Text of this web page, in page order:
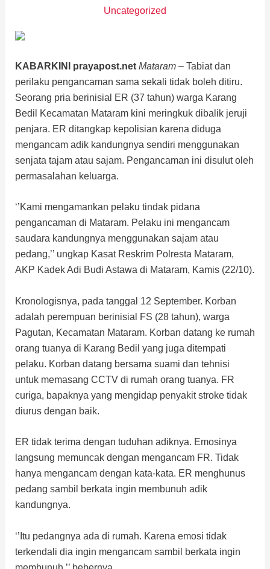
Uncategorized
KABARKINI prayapost.net Mataram– Tabiat dan
perilaku pengancaman sama sekali tidak boleh ditiru.
Seorang pria berinisial ER (37 tahun) warga Karang
Bedil Kecamatan Mataram kini meringkuk dibalik jeruji
penjara. ER ditangkap kepolisian karena diduga
mengancam adik kandungnya sendiri menggunakan
senjata tajam atau sajam. Pengancaman ini disulut oleh
permasalahan keluarga.
‘’Kami mengamankan pelaku tindak pidana
pengancaman di Mataram. Pelaku ini mengancam
saudara kandungnya menggunakan sajam atau
pedang,’’ ungkap Kasat Reskrim Polresta Mataram,
AKP Kadek Adi Budi Astawa di Mataram, Kamis (22/10).
Kronologisnya, pada tanggal 12 September. Korban
adalah perempuan berinisial FS (28 tahun), warga
Pagutan, Kecamatan Mataram. Korban datang ke rumah
orang tuanya di Karang Bedil yang juga ditempati
pelaku. Korban datang bersama suami dan tehnisi
untuk memasang CCTV di rumah orang tuanya. FR
curiga, bapaknya yang mengidap penyakit stroke tidak
diurus dengan baik.
ER tidak terima dengan tuduhan adiknya. Emosinya
langsung memuncak dengan mengancam FR. Tidak
hanya mengancam dengan kata-kata. ER menghunus
pedang sambil berkata ingin membunuh adik
kandungnya.
‘’Itu pedangnya ada di rumah. Karena emosi tidak
terkendali dia ingin mengancam sambil berkata ingin